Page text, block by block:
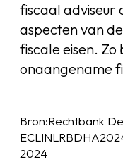
fiscaal adviseur
aspecten van
fiscale eisen. Zo
onaangename
Bron:Rechtbank
2024